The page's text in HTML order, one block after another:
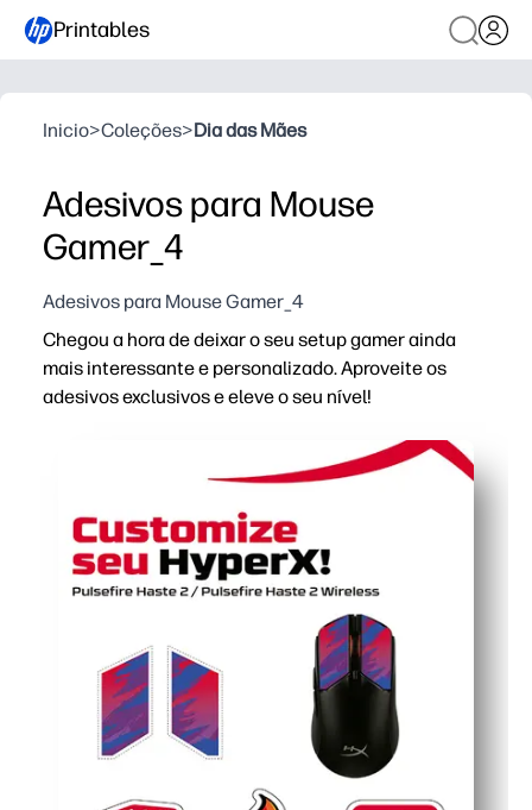
Printables
Inicio>Coleções>Dia das Mães
Adesivos para Mouse
Gamer_4
Adesivos para Mouse Gamer_4
Chegou a hora de deixar o seu setup gamer ainda
mais interessante e personalizado. Aproveite os
adesivos exclusivos e eleve o seu nível!